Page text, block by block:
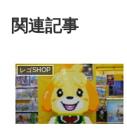
関連記事
レゴSHOP